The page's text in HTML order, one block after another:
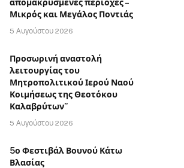
απομακρυσμένες περιοχές –
Μικρός και Μεγάλος Ποντιάς
5 Αυγούστου 2026
Προσωρινή αναστολή
λειτουργίας του
Μητροπολιτικού Ιερού Ναού
Κοιμήσεως της Θεοτόκου
Καλαβρύτων”
5 Αυγούστου 2026
5ο Φεστιβάλ Βουνού Κάτω
Βλασίας